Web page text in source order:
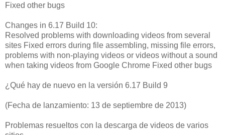
Fixed other bugs
Changes in 6.17 Build 10:
Resolved problems with downloading videos from several
sites Fixed errors during file assembling, missing file errors,
problems with non-playing videos or videos without a sound
when taking videos from Google Chrome Fixed other bugs
¿Qué hay de nuevo en la versión 6.17 Build 9
(Fecha de lanzamiento: 13 de septiembre de 2013)
Problemas resueltos con la descarga de videos de varios